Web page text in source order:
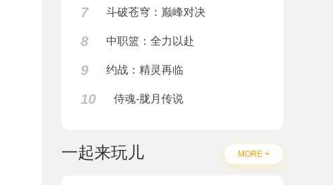
7 斗破苍穹：巅峰对决
8 中职篮：全力以赴
9 约战：精灵再临
10 侍魂-胧月传说
一起来玩儿 MORE +